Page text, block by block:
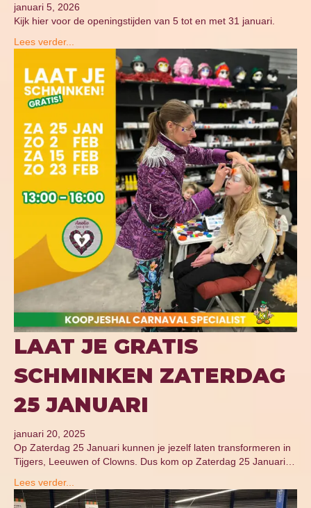
januari 5, 2026
Kijk hier voor de openingstijden van 5 tot en met 31 januari.
Lees verder...
LAAT JE GRATIS
SCHMINKEN ZATERDAG
25 JANUARI
januari 20, 2025
Op Zaterdag 25 Januari kunnen je jezelf laten transformeren in
Tijgers, Leeuwen of Clowns. Dus kom op Zaterdag 25 Januari…
Lees verder...